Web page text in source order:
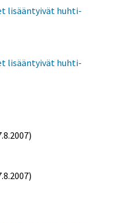
lisääntyivät huhti-
lisääntyivät huhti-